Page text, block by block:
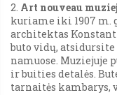
2. Art nouveau
kuriame iki 1907 m.
architektas
buto vidų,
namuose.
ir buities detalės.
tarnaitės kambarys,